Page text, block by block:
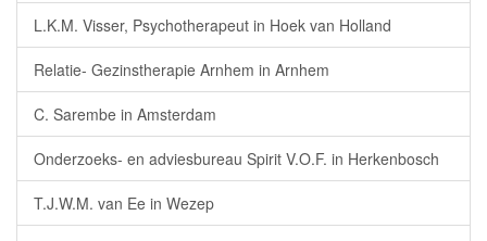
L.K.M. Visser, Psychotherapeut in Hoek van Holland
Relatie- Gezinstherapie Arnhem in Arnhem
C. Sarembe in Amsterdam
Onderzoeks- en adviesbureau Spirit V.O.F. in Herkenbosch
T.J.W.M. van Ee in Wezep